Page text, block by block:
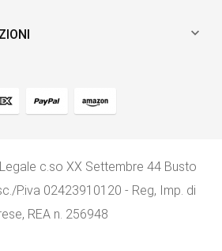

Legale c.so XX Settembre 44 Busto
P.iva 02423910120 - Reg, Imp. di
REA n. 256948